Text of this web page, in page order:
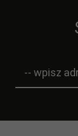
-- wpisz